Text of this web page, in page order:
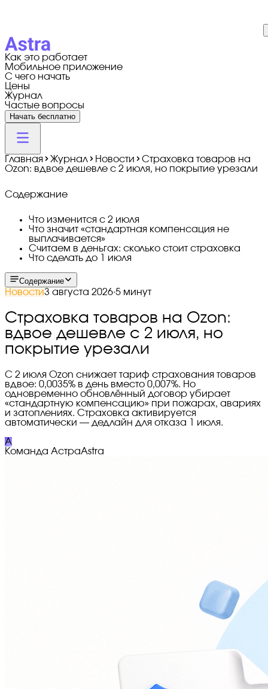
Как это работает
Мобильное приложение
С чего начать
Цены
Журнал
Частые вопросы
Начать бесплатно
Главная Журнал Новости
Страховка товаров на
Ozon: вдвое дешевле с 2 июля, но покрытие урезали
Содержание
Что изменится с 2 июля
Что значит «стандартная компенсация не
выплачивается»
Считаем в деньгах: сколько стоит страховка
Что сделать до 1 июля
Содержание
Новости3 августа 2026·5 минут
Страховка товаров на Ozon:
вдвое дешевле с 2 июля, но
покрытие урезали
С 2 июля Ozon снижает тариф страхования товаров
вдвое: 0,0035% в день вместо 0,007%. Но
одновременно обновлённый договор убирает
«стандартную компенсацию» при пожарах, авариях
и затоплениях. Страховка активируется
автоматически — дедлайн для отказа 1 июля.
A
Команда АстраAstra